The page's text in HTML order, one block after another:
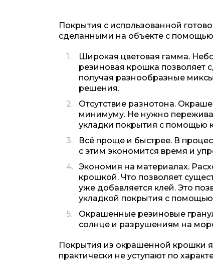
Покрытия с использованной
сделанными на объекте с помощью
Широкая цветовая гамма.
резиновая крошка позволяет
получая разнообразные
решения.
Отсутствие разнотона.
минимуму. Не нужно
укладки покрытия с помощью
Всё проще и быстрее. В
с этим экономится время и
Экономия на материалах.
крошкой. Что позволяет
уже добавляется клей. Это
укладкой покрытия с помощью
Окрашенные резиновые
солнце и разрушениям на
Покрытия из окрашенной крошки
практически не уступают по